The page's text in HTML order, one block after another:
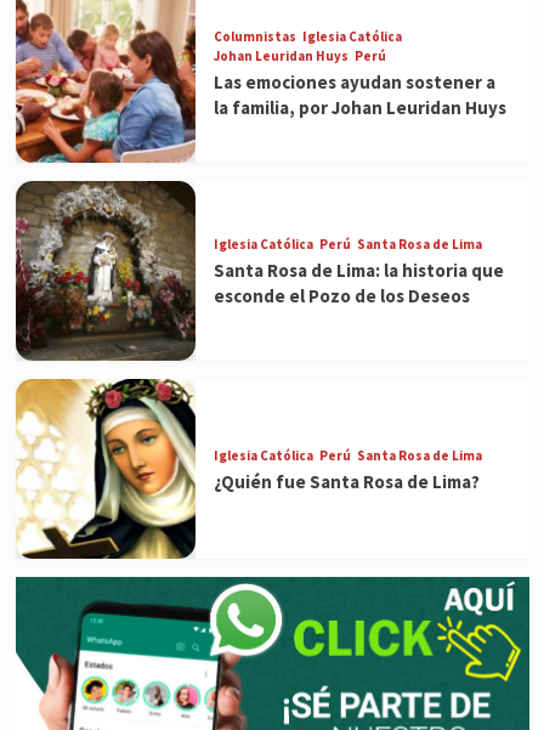
Columnistas Iglesia Católica
Johan Leuridan Huys Perú
Las emociones ayudan sostener a
la familia, por Johan Leuridan Huys
Iglesia Católica Perú Santa Rosa de Lima
Santa Rosa de Lima: la historia que
esconde el Pozo de los Deseos
Iglesia Católica Perú Santa Rosa de Lima
¿Quién fue Santa Rosa de Lima?